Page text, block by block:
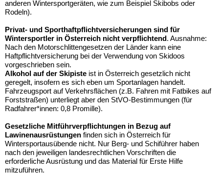
anderen Wintersportgeräten, wie zum Beispiel Skibobs oder
Rodeln).
Privat- und Sporthaftpflichtversicherungen sind für
Wintersportler in Österreich nicht verpflichtend. Ausnahme:
Nach den Motorschlittengesetzen der Länder kann eine
Haftpflichtversicherung bei der Verwendung von Skidoos
vorgeschrieben sein.
Alkohol auf der Skipiste ist in Österreich gesetzlich nicht
geregelt, insofern es sich eben um Sportanlagen handelt.
Fahrzeugsport auf Verkehrsflächen (z.B. Fahren mit Fatbikes auf
Forststraßen) unterliegt aber den StVO-Bestimmungen (für
Radfahrer*innen: 0,8 Promille).
Gesetzliche Mitführverpflichtungen in Bezug auf
Lawinenausrüstungen finden sich in Österreich für
Wintersportausübende nicht. Nur Berg- und Schiführer haben
nach den jeweiligen landesrechtlichen Vorschriften die
erforderliche Ausrüstung und das Material für Erste Hilfe
mitzuführen.